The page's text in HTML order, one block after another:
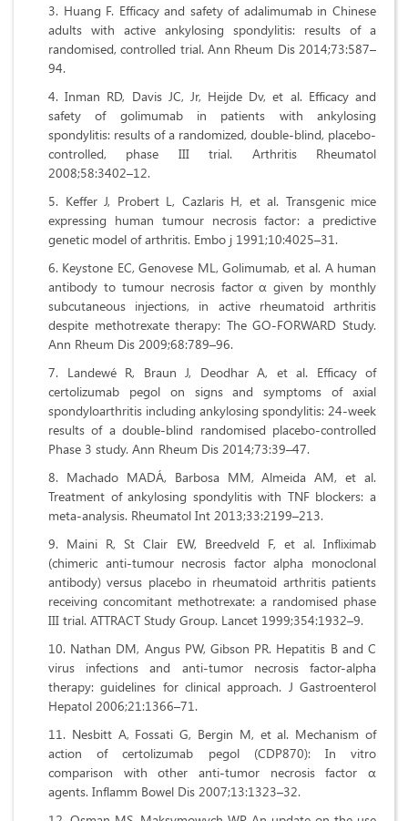
Huang F. Efficacy and safety of adalimumab in Chinese
adults with active ankylosing spondylitis: results of a
randomised, controlled trial. Ann Rheum Dis 2014;73:587–
94.
Inman RD, Davis JC, Jr, Heijde Dv, et al. Efficacy and
safety of golimumab in patients with ankylosing
spondylitis: results of a randomized, double-blind, placebo-
controlled, phase III trial. Arthritis Rheumatol
2008;58:3402–12.
Keffer J, Probert L, Cazlaris H, et al. Transgenic mice
expressing human tumour necrosis factor: a predictive
genetic model of arthritis. Embo j 1991;10:4025–31.
Keystone EC, Genovese ML, Golimumab, et al. A human
antibody to tumour necrosis factor α given by monthly
subcutaneous injections, in active rheumatoid arthritis
despite methotrexate therapy: The GO-FORWARD Study.
Ann Rheum Dis 2009;68:789–96.
Landewé R, Braun J, Deodhar A, et al. Efficacy of
certolizumab pegol on signs and symptoms of axial
spondyloarthritis including ankylosing spondylitis: 24-week
results of a double-blind randomised placebo-controlled
Phase 3 study. Ann Rheum Dis 2014;73:39–47.
Machado MADÁ, Barbosa MM, Almeida AM, et al.
Treatment of ankylosing spondylitis with TNF blockers: a
meta-analysis. Rheumatol Int 2013;33:2199–213.
Maini R, St Clair EW, Breedveld F, et al. Infliximab
(chimeric anti-tumour necrosis factor alpha monoclonal
antibody) versus placebo in rheumatoid arthritis patients
receiving concomitant methotrexate: a randomised phase
III trial. ATTRACT Study Group. Lancet 1999;354:1932–9.
Nathan DM, Angus PW, Gibson PR. Hepatitis B and C
virus infections and anti-tumor necrosis factor-alpha
therapy: guidelines for clinical approach. J Gastroenterol
Hepatol 2006;21:1366–71.
Nesbitt A, Fossati G, Bergin M, et al. Mechanism of
action of certolizumab pegol (CDP870): In vitro
comparison with other anti-tumor necrosis factor α
agents. Inflamm Bowel Dis 2007;13:1323–32.